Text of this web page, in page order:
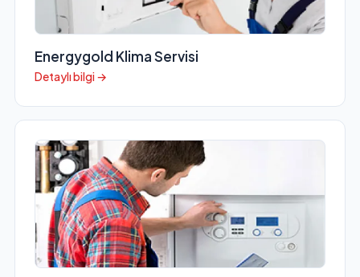
Energygold Klima Servisi
Detaylı bilgi →